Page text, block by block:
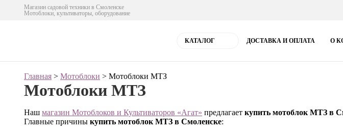
Магазин садовой техники в Смоленске
Мотоблоки, культиваторы, оборудование
КАТАЛОГ ДОСТАВКА И ОПЛАТА О
Главная >Мотоблоки > Мотоблоки МТЗ
Мотоблоки МТЗ
Нашмагазин Мотоблоков и Культиваторов «Агат» предлагаеткупить мотоблок МТЗ в
Главные причиныкупить мотоблок МТЗ в Смоленске: